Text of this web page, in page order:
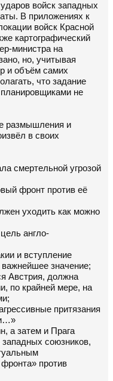
войск западных
В приложениях к
войск Красной
картографический
министра на
но, учитывая
и объём самих
что задание
не
размышления и
в своих
смертельной угрозой
фронт против её
уходить как можно
англо-
и вступление
значение;
Австрия, должна
по крайней мере, на
притязания
а затем и Прага
западных союзников,
против